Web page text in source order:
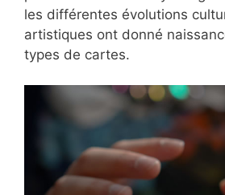
les différentes évolutions
artistiques ont donné
types de cartes.